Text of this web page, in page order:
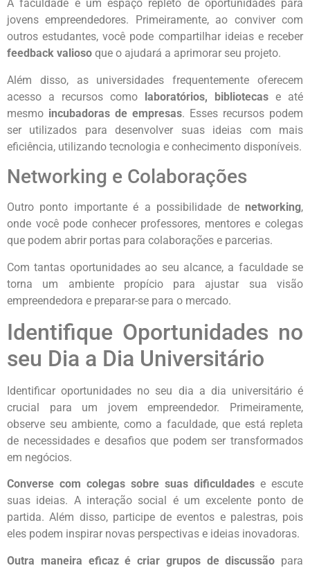
A faculdade é um espaço repleto de oportunidades para
jovens empreendedores. Primeiramente, ao conviver com
outros estudantes, você pode compartilhar ideias e receber
feedback valioso que o ajudará a aprimorar seu projeto.
Além disso, as universidades frequentemente oferecem
acesso a recursos como laboratórios, bibliotecas e até
mesmo incubadoras de empresas. Esses recursos podem
ser utilizados para desenvolver suas ideias com mais
eficiência, utilizando tecnologia e conhecimento disponíveis.
Networking e Colaborações
Outro ponto importante é a possibilidade de networking,
onde você pode conhecer professores, mentores e colegas
que podem abrir portas para colaborações e parcerias.
Com tantas oportunidades ao seu alcance, a faculdade se
torna um ambiente propício para ajustar sua visão
empreendedora e preparar-se para o mercado.
Identifique Oportunidades no
seu Dia a Dia Universitário
Identificar oportunidades no seu dia a dia universitário é
crucial para um jovem empreendedor. Primeiramente,
observe seu ambiente, como a faculdade, que está repleta
de necessidades e desafios que podem ser transformados
em negócios.
Converse com colegas sobre suas dificuldades e escute
suas ideias. A interação social é um excelente ponto de
partida. Além disso, participe de eventos e palestras, pois
eles podem inspirar novas perspectivas e ideias inovadoras.
Outra maneira eficaz é criar grupos de discussão para